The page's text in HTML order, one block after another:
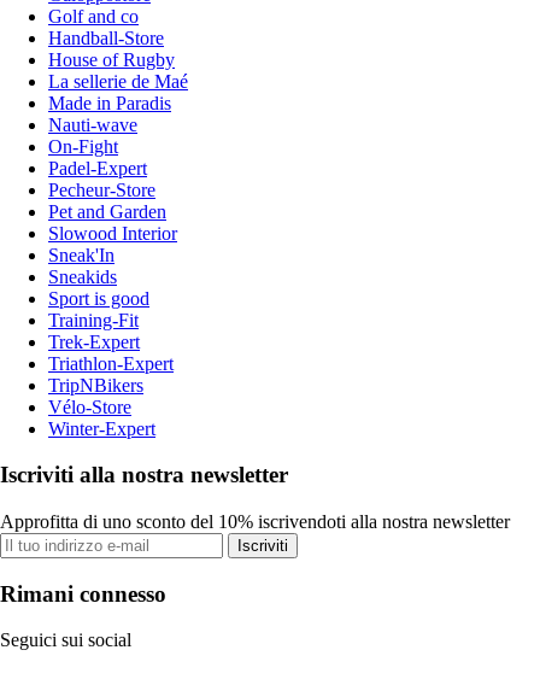
Golf and co
Handball-Store
House of Rugby
La sellerie de Maé
Made in Paradis
Nauti-wave
On-Fight
Padel-Expert
Pecheur-Store
Pet and Garden
Slowood Interior
Sneak'In
Sneakids
Sport is good
Training-Fit
Trek-Expert
Triathlon-Expert
TripNBikers
Vélo-Store
Winter-Expert
Iscriviti alla nostra newsletter
Approfitta di uno sconto del 10% iscrivendoti alla nostra newsletter
Iscriviti
Rimani connesso
Seguici sui social